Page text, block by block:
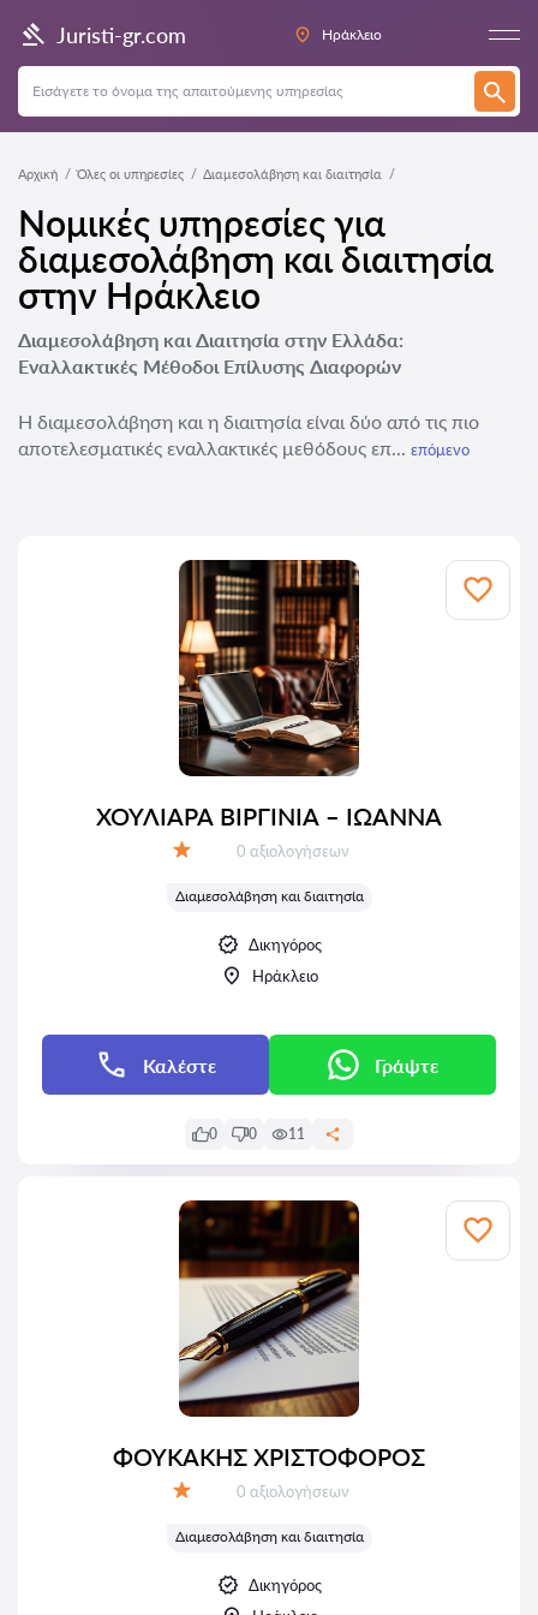
Juristi-gr.com Ηράκλειο
Αρχική Όλες οι υπηρεσίες Διαμεσολάβηση και διαιτησία
Νομικές υπηρεσίες για
διαμεσολάβηση και διαιτησία
στην Ηράκλειο
Διαμεσολάβηση και Διαιτησία στην Ελλάδα:
Εναλλακτικές Μέθοδοι Επίλυσης Διαφορών
Η διαμεσολάβηση και η διαιτησία είναι δύο από τις πιο
αποτελεσματικές εναλλακτικές μεθόδους επ... επόμενο
ΧΟΥΛΙΑΡΑ ΒΙΡΓΙΝΙΑ – ΙΩΑΝΝΑ
Αξιολογήσεις:
0 αξιολογήσεων
Διαμεσολάβηση και διαιτησία
Δικηγόρος
Ηράκλειο
Καλέστε Γράψτε
0 0 11
ΦΟΥΚΑΚΗΣ ΧΡΙΣΤΟΦΟΡΟΣ
Αξιολογήσεις:
0 αξιολογήσεων
Διαμεσολάβηση και διαιτησία
Δικηγόρος